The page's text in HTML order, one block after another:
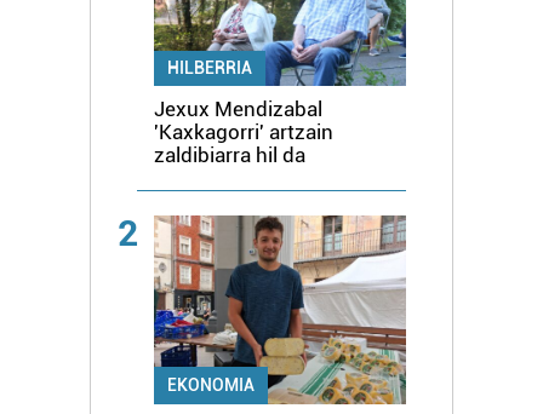
HILBERRIA
Jexux Mendizabal
'Kaxkagorri' artzain
zaldibiarra hil da
2
EKONOMIA